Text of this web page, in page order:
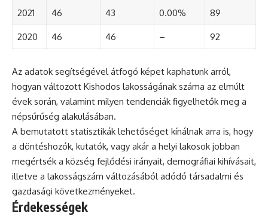
2021 46 43 0.00% 89
2020 46 46 – 92
Az adatok segítségével átfogó képet kaphatunk arról,
hogyan változott Kishodos lakosságának száma az elmúlt
évek során, valamint milyen tendenciák figyelhetők meg a
népsűrűség alakulásában.
A bemutatott statisztikák lehetőséget kínálnak arra is, hogy
a döntéshozók, kutatók, vagy akár a helyi lakosok jobban
megértsék a község fejlődési irányait, demográfiai kihívásait,
illetve a lakosságszám változásából adódó társadalmi és
gazdasági következményeket.
Érdekességek